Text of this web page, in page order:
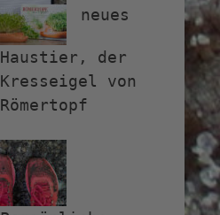
neues
Haustier, der
Kresseigel von
Römertopf